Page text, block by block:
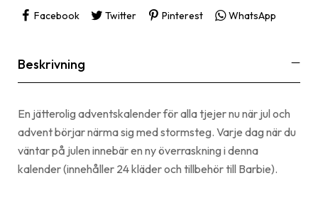
Facebook Twitter Pinterest WhatsApp
Beskrivning
En jätterolig adventskalender för alla tjejer nu när jul och
advent börjar närma sig med stormsteg. Varje dag när du
väntar på julen innebär en ny överraskning i denna
kalender (innehåller 24 kläder och tillbehör till Barbie).